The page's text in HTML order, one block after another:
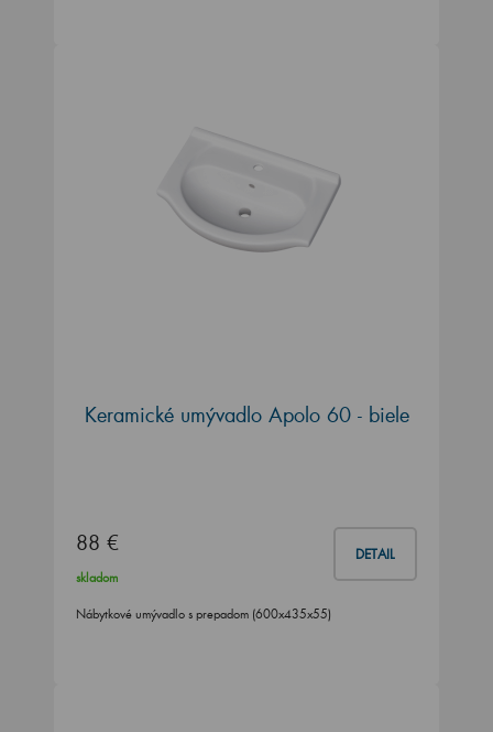
Keramické umývadlo Apolo 60 - biele
88 € DETAIL
skladom
Nábytkové umývadlo s prepadom (600x435x55)